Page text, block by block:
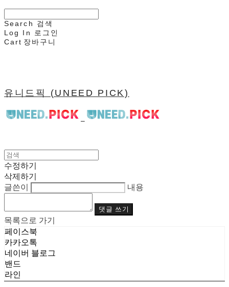
Search
검색
Log In
로그인
Cart 장바구니
유니드픽 (UNEED PICK)
수정하기
삭제하기
글쓴이
내용
댓글 쓰기
목록으로 가기
페이스북
카카오톡
네이버 블로그
밴드
라인